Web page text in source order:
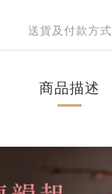
送貨及付款方式
商品描述